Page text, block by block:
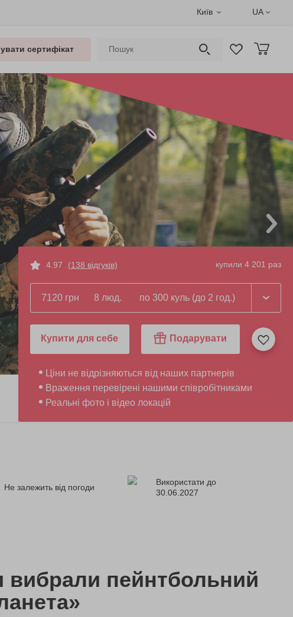
Київ UA
сертифікат
4.97 (138 відгуків) купили 4 201 раз
7120 грн 8 люд. по 300 куль (до 2 год.)
Купити для себе Подарувати
Ціни не відрізняються від наших партнерів
Враження перевірені нашими співробітниками
Реальні фото і відео локацій
Не залежить від погоди
Використати до
30.06.2027
пейнтбольний